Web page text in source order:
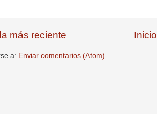
más reciente Inicio
a: Enviar comentarios (Atom)